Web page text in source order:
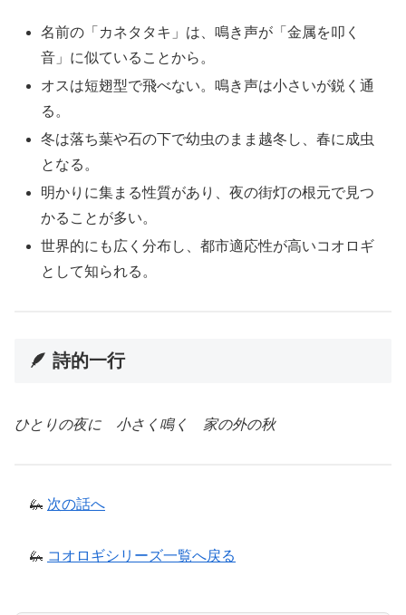
名前の「カネタタキ」は、鳴き声が「金属を叩く
音」に似ていることから。
オスは短翅型で飛べない。鳴き声は小さいが鋭く通
る。
冬は落ち葉や石の下で幼虫のまま越冬し、春に成虫
となる。
明かりに集まる性質があり、夜の街灯の根元で見つ
かることが多い。
世界的にも広く分布し、都市適応性が高いコオロギ
として知られる。
🪶 詩的一行
ひとりの夜に 小さく鳴く 家の外の秋
🦗 次の話へ
🦗 コオロギシリーズ一覧へ戻る